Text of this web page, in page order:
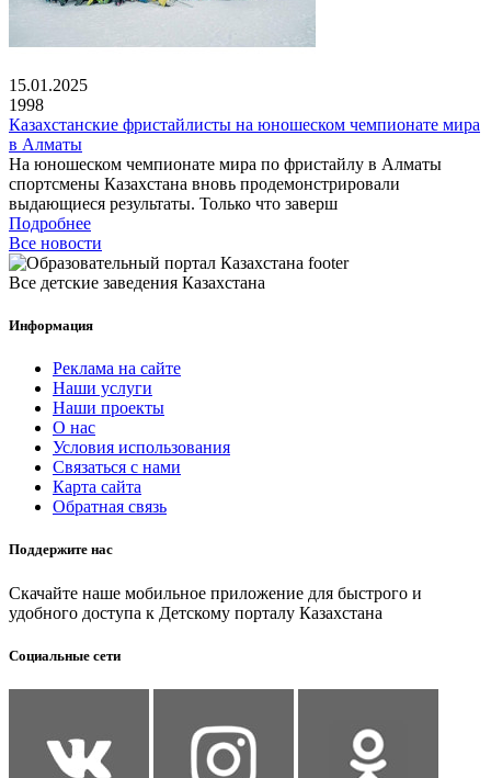
15.01.2025
1998
Казахстанские фристайлисты на юношеском чемпионате мира
в Алматы
На юношеском чемпионате мира по фристайлу в Алматы
спортсмены Казахстана вновь продемонстрировали
выдающиеся результаты. Только что заверш
Подробнее
Все новости
Все детские заведения Казахстана
Информация
Реклама на сайте
Наши услуги
Наши проекты
О нас
Условия использования
Связаться с нами
Карта сайта
Обратная связь
Поддержите нас
Скачайте наше мобильное приложение для быстрого и
удобного доступа к Детскому порталу Казахстана
Социальные сети